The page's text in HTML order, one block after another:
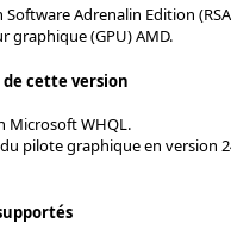
Software Adrenalin Edition
graphique (GPU) AMD.
cette version
Microsoft WHQL.
pilote graphique en version